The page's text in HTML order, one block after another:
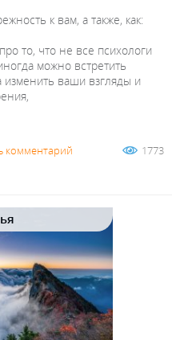
к вам, а также, как:
то, что не все психологи
можно встретить
изменить ваши взгляды и
комментарий 1773